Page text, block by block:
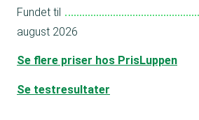
Fundet til
august 2026
Se flere priser hos PrisLuppen
Se testresultater